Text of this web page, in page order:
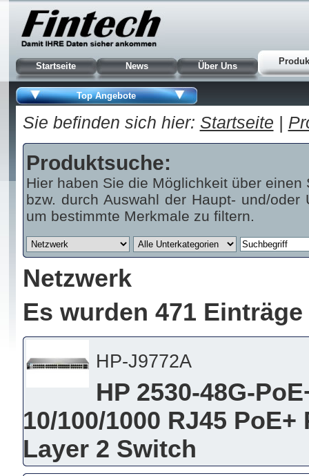
Startseite News Über Uns
Top Angebote
Sie befinden sich hier: Startseite |
Produktsuche:
Hier haben Sie die Möglichkeit über
bzw. durch Auswahl der Haupt- und/
um bestimmte Merkmale zu filtern.
Netzwerk
Es wurden 471
HP-J9772A
HP 2530-48G-
10/100/1000 RJ45
Layer 2 Switch